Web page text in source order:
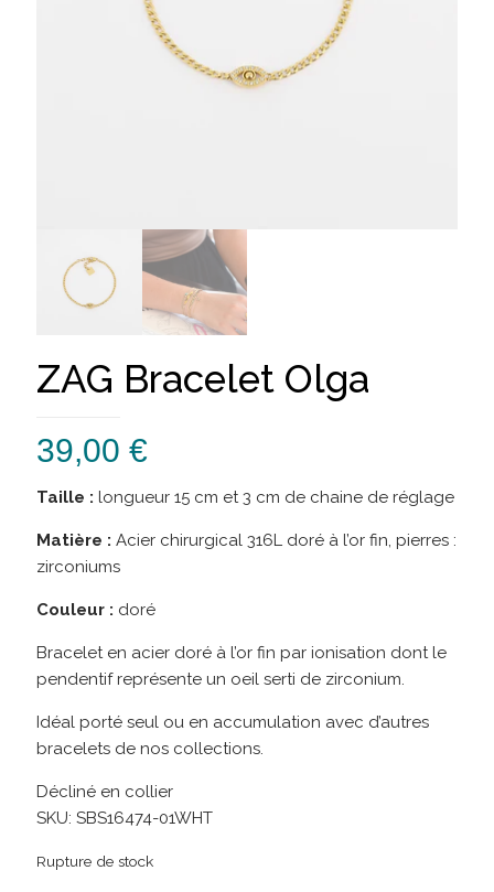
ZAG Bracelet Olga
39,00 €
Taille : longueur 15 cm et 3 cm de chaine de réglage
Matière : Acier chirurgical 316L doré à l’or fin, pierres :
zirconiums
Couleur : doré
Bracelet en acier doré à l’or fin par ionisation dont le
pendentif représente un oeil serti de zirconium.
Idéal porté seul ou en accumulation avec d’autres
bracelets de nos collections.
Décliné en collier
SKU: SBS16474-01WHT
Rupture de stock